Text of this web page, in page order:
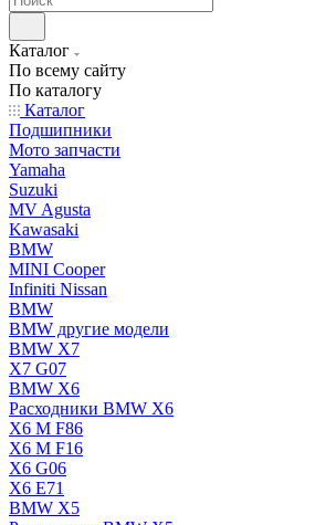
Каталог
По всему сайту
По каталогу
Каталог
Подшипники
Мото запчасти
Yamaha
Suzuki
MV Agusta
Kawasaki
BMW
MINI Cooper
Infiniti Nissan
BMW
BMW другие модели
BMW X7
X7 G07
BMW X6
Расходники BMW X6
X6 M F86
X6 M F16
X6 G06
X6 E71
BMW X5